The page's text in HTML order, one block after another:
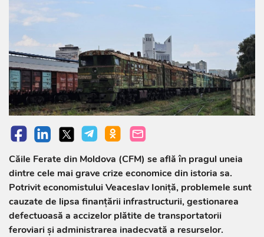
Căile Ferate din Moldova (CFM) se află în pragul uneia
dintre cele mai grave crize economice din istoria sa.
Potrivit economistului Veaceslav Ioniță, problemele sunt
cauzate de lipsa finanțării infrastructurii, gestionarea
defectuoasă a accizelor plătite de transportatorii
feroviari și administrarea inadecvată a resurselor.